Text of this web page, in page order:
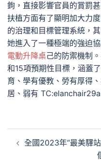
鉤，直接影響官員的賞罰
扶植方面有了顯明加大力度
的治理和目標管理系統，
她進入了一種極端的強迫
電動升降桌己的防禦機制
和15項預期性目標，涵蓋
育、學有優教、勞有厚得
居、弱有
章 全國2023年“最美驛